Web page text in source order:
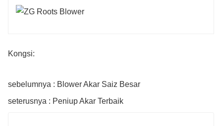
Kongsi:
sebelumnya : Blower Akar Saiz Besar
seterusnya : Peniup Akar Terbaik